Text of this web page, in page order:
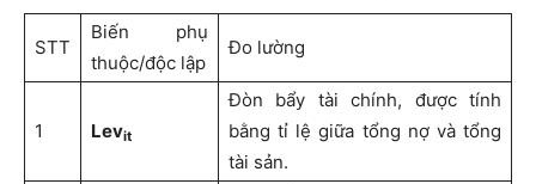
STT
Biến phụ
thuộc/độc lập
Đo lường
1 Levit
Đòn bẩy tài chính, được tính
bằng tỉ lệ giữa tổng nợ và tổng
tài sản.